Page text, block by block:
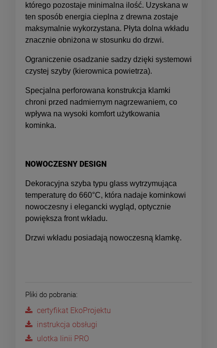
którego pozostaje minimalna ilość. Uzyskana w
ten sposób energia cieplna z drewna zostaje
maksymalnie wykorzystana. Płyta dolna wkładu
znacznie obniżona w stosunku do drzwi.
Ograniczenie osadzanie sadzy dzięki systemowi
czystej szyby (kierownica powietrza).
Specjalna perforowana konstrukcja klamki
chroni przed nadmiernym nagrzewaniem, co
wpływa na wysoki komfort użytkowania
kominka.
NOWOCZESNY DESIGN
Dekoracyjna szyba typu glass wytrzymująca
temperaturę do 660°C, która nadaje kominkowi
nowoczesny i elegancki wygląd, optycznie
powiększa front wkładu.
Drzwi wkładu posiadają nowoczesną klamkę.
Pliki do pobrania:
certyfikat EkoProjektu
instrukcja obsługi
ulotka linii PRO